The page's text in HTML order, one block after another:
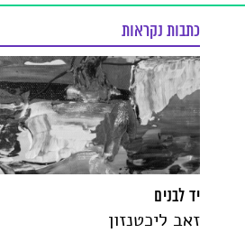
כתבות נקראות
יד לבנים
זאב ליכטנזון